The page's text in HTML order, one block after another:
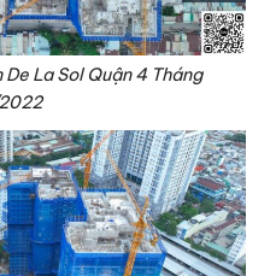
La Sol Quận 4 Tháng